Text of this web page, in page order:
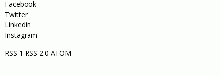
Facebook
Twitter
Linkedin
Instagram
RSS 1 RSS 2.0 ATOM